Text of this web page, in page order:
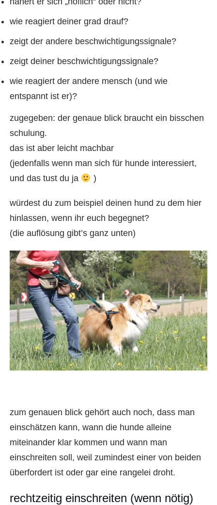
wie reagiert deiner grad drauf?
zeigt der andere beschwichtigungssignale?
zeigt deiner beschwichtigungssignale?
wie reagiert der andere mensch (und wie
entspannt ist er)?
zugegeben: der genaue blick braucht ein bisschen
schulung.
das ist aber leicht machbar
(jedenfalls wenn man sich für hunde interessiert,
und das tust du ja
)
würdest du zum beispiel deinen hund zu dem hier
hinlassen, wenn ihr euch begegnet?
(die auflösung gibt’s ganz unten)
zum genauen blick gehört auch noch, dass man
einschätzen kann, wann die hunde alleine
miteinander klar kommen und wann man
einschreiten soll, weil zumindest einer von beiden
überfordert ist oder gar eine rangelei droht.
rechtzeitig einschreiten (wenn nötig)